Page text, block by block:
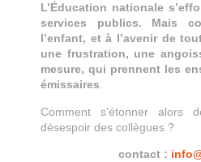
L’Éducation nationale
services publics. Mais
l’enfant, et à l’avenir de
une frustration, une
mesure, qui prennent les
émissaires.
Comment s’étonner alors
désespoir des collègues ?
contact :